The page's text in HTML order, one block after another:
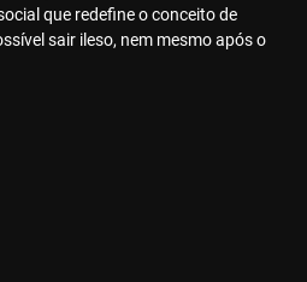
que redefine o conceito de
sair ileso, nem mesmo após o